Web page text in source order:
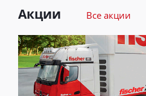
Акции Все акции